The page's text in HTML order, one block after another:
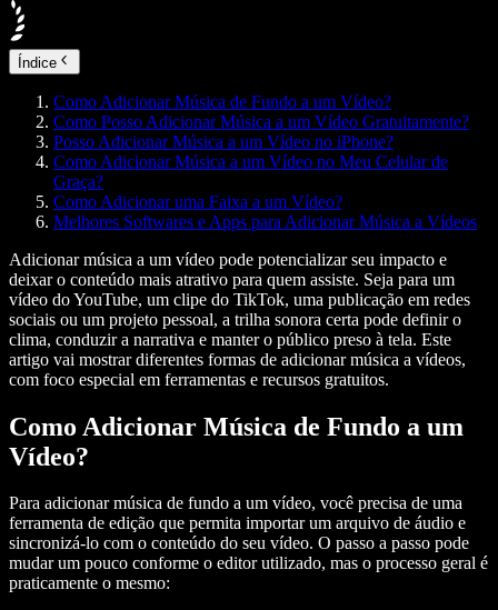
Índice
Como Adicionar Música de Fundo a um Vídeo?
Como Posso Adicionar Música a um Vídeo Gratuitamente?
Posso Adicionar Música a um Vídeo no iPhone?
Como Adicionar Música a um Vídeo no Meu Celular de
Graça?
Como Adicionar uma Faixa a um Vídeo?
Melhores Softwares e Apps para Adicionar Música a Vídeos
Adicionar música a um vídeo pode potencializar seu impacto e
deixar o conteúdo mais atrativo para quem assiste. Seja para um
vídeo do YouTube, um clipe do TikTok, uma publicação em redes
sociais ou um projeto pessoal, a trilha sonora certa pode definir o
clima, conduzir a narrativa e manter o público preso à tela. Este
artigo vai mostrar diferentes formas de adicionar música a vídeos,
com foco especial em ferramentas e recursos gratuitos.
Como Adicionar Música de Fundo a um
Vídeo?
Para adicionar música de fundo a um vídeo, você precisa de uma
ferramenta de edição que permita importar um arquivo de áudio e
sincronizá-lo com o conteúdo do seu vídeo. O passo a passo pode
mudar um pouco conforme o editor utilizado, mas o processo geral é
praticamente o mesmo: